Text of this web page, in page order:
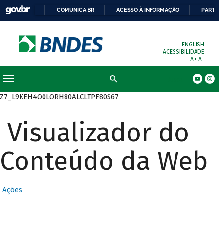
COMUNICA BR ACESSO À INFORMAÇÃO
ENGLISH
ACESSIBILIDADE
A+ A-
Z7_L9KEH4O0LORH80ALCLTPF80S67
Visualizador do
Conteúdo da Web
Ações